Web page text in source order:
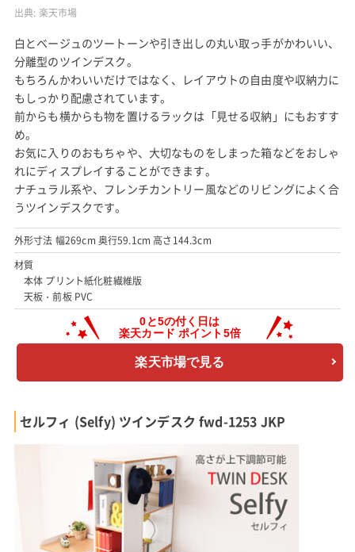
出典: 楽天市場
白とベージュのツートーンや引き出しの丸い取っ手がかわいい、
分離型のツインデスク。
もちろんかわいいだけではなく、レイアウトの自由度や収納力に
もしっかり配慮されています。
前からも横からも物を置けるラックは「見せる収納」にもおすす
め。
お気に入りのおもちゃや、大切なものをしまった箱などをおしゃ
れにディスプレイすることができます。
ナチュラル系や、フレンチカントリー風などのリビングによく合
うツインデスクです。
外形寸法 幅269cm 奥行59.1cm 高さ144.3cm
材質
本体 プリント紙化粧繊維版
天板・前板 PVC
楽天市場で見る
セルフィ (Selfy) ツインデスク fwd-1253 JKP